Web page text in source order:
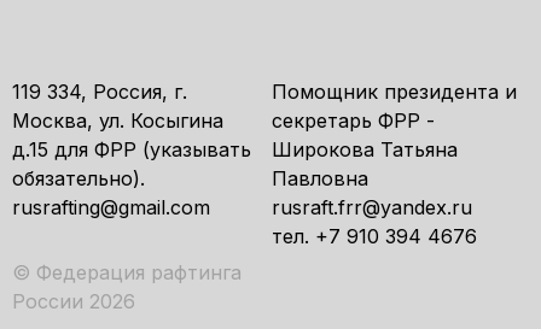
119 334, Россия, г.
Москва, ул. Косыгина
д.15 для ФРР (указывать
обязательно).
rusrafting@gmail.com
© Федерация рафтинга
России 2026
Помощник президента и
секретарь ФРР -
Широкова Татьяна
Павловна
rusraft.frr@yandex.ru
тел. +7 910 394 4676